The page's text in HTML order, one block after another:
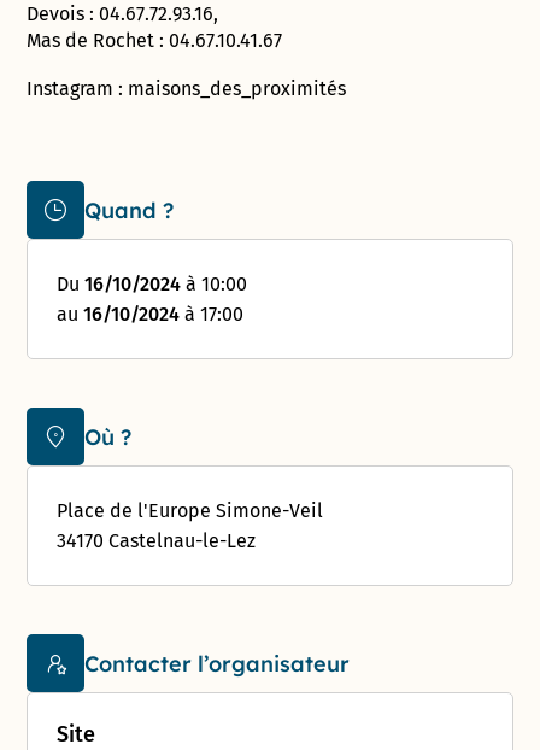
Quand ?
Du16/10/2024 à 10:00
au16/10/2024 à 17:00
Où ?
Place de l'Europe Simone-Veil
34170 Castelnau-le-Lez
Contacter l’organisateur
Site
Devois : 04.67.72.93.16,
Mas de Rochet : 04.67.10.41.67
Instagram : maisons_des_proximités